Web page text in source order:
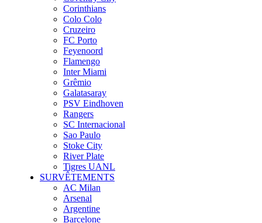
Corinthians
Colo Colo
Cruzeiro
FC Porto
Feyenoord
Flamengo
Inter Miami
Grêmio
Galatasaray
PSV Eindhoven
Rangers
SC Internacional
Sao Paulo
Stoke City
River Plate
Tigres UANL
SURVÊTEMENTS
AC Milan
Arsenal
Argentine
Barcelone